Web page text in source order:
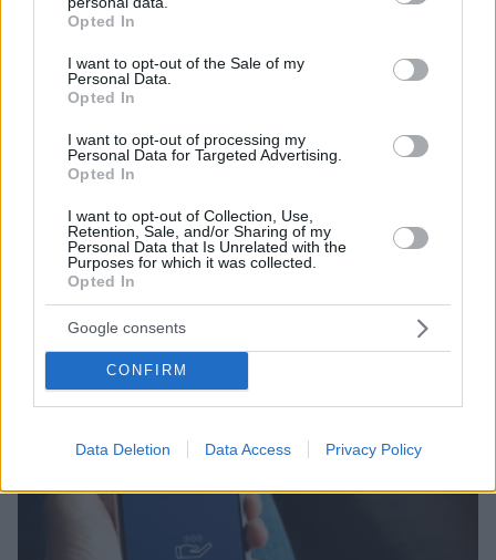
grant or deny consent to Google and its third-party tags to
use your data for below specified purposes in below Google
consent section.
Opted In
I want to opt-out of the Sale of my
Personal Data.
Opted In
I want to opt-out of processing my
Personal Data for Targeted Advertising.
Opted In
I want to opt-out of Collection, Use,
Retention, Sale, and/or Sharing of my
Personal Data that Is Unrelated with the
Purposes for which it was collected.
Opted In
Google consents
CONFIRM
Data Deletion Data Access Privacy Policy
επίθεσης μαέστρου σε 26χρονη τραγουδίστρια:
«Σιγά-σιγά θα το ξεπεράσεις» της έλεγαν από τη
μπάντα της
07.08.2026, 07:16